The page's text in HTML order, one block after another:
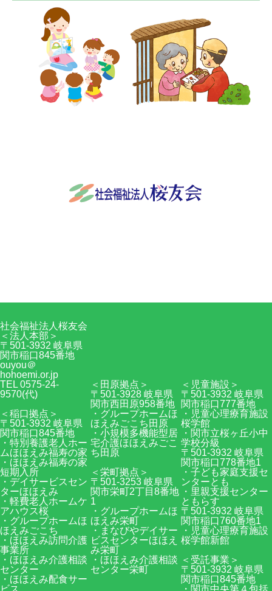
社会福祉法人桜友会
＜法人本部＞
〒501-3932 岐阜県
関市稲口845番地
ouyou＠
hohoemi.or.jp
TEL 0575-24-
9570(代)
＜稲口拠点＞
〒501-3932 岐阜県
関市稲口845番地
・特別養護老人ホー
ムほほえみ福寿の家
・ほほえみ福寿の家
短期入所
・デイサービスセン
ターほほえみ
・軽費老人ホームケ
アハウス桜
・グループホームほ
ほえみごこち
・ほほえみ訪問介護
事業所
・ほほえみ介護相談
センター
・ほほえみ配食サー
ビス
＜田原拠点＞
〒501-3928 岐阜県
関市西田原958番地
・グループホームほ
ほえみごこち田原
・小規模多機能型居
宅介護ほほえみごこ
ち田原
＜栄町拠点＞
〒501-3253 岐阜県
関市栄町2丁目8番地
1
・グループホームほ
ほえみ栄町
・まなびやデイサー
ビスセンターほほえ
み栄町
・ほほえみ介護相談
センター栄町
＜児童施設＞
〒501-3932 岐阜県
関市稲口777番地
・児童心理療育施設
桜学館
・関市立桜ヶ丘小中
学校分級
〒501-3932 岐阜県
関市稲口778番地1
・子ども家庭支援セ
ンターとも
・里親支援センター
ともらす
〒501-3932 岐阜県
関市稲口760番地1
・児童心理療育施設
桜学館新館
＜受託事業＞
〒501-3932 岐阜県
関市稲口845番地
・関市中央第４包括